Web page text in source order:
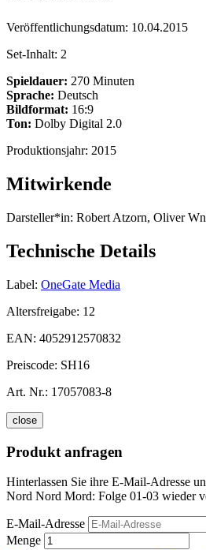
Veröffentlichungsdatum: 10.04.2015
Set-Inhalt: 2
Spieldauer: 270 Minuten
Sprache: Deutsch
Bildformat: 16:9
Ton: Dolby Digital 2.0
Produktionsjahr: 2015
Mitwirkende
Darsteller*in: Robert Atzorn, Oliver
Technische Details
Label: OneGate Media
Altersfreigabe: 12
EAN: 4052912570832
Preiscode: SH16
Art. Nr.: 17057083-8
close
Produkt anfragen
Hinterlassen Sie ihre E-Mail-Adresse
Nord Nord Mord: Folge 01-03 wieder
E-Mail-Adresse
Menge